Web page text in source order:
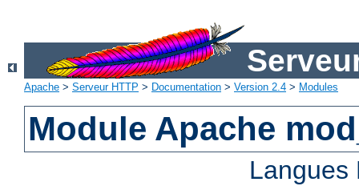
Apache > Serveur HTTP > Documentation > Version 2.4 > Modules
Module Apache